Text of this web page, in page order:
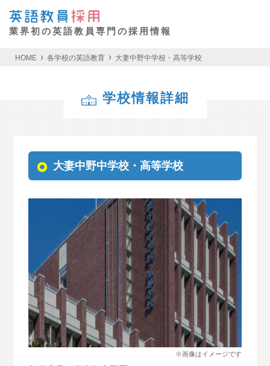
業界初の英語教員専門の採用情報
HOME 各学校の英語教育 大妻中野中学校・高等学校
学校情報詳細
大妻中野中学校・高等学校